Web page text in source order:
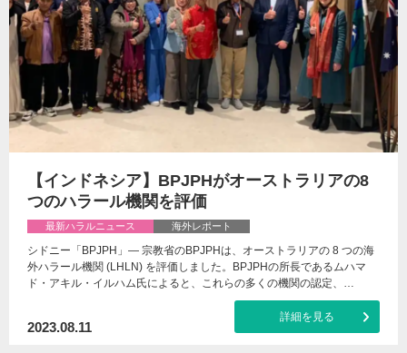
【インドネシア】BPJPHがオーストラリアの8
つのハラール機関を評価
最新ハラルニュース 海外レポート
シドニー「BPJPH」— 宗教省のBPJPHは、オーストラリアの 8 つの海
外ハラール機関 (LHLN) を評価しました。BPJPHの所長であるムハマ
ド・アキル・イルハム氏によると、これらの多くの機関の認定、…
2023.08.11
詳細を見る